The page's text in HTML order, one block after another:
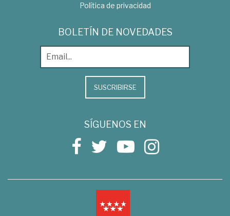
Política de privacidad
BOLETÍN DE NOVEDADES
SUSCRIBIRSE
SÍGUENOS EN